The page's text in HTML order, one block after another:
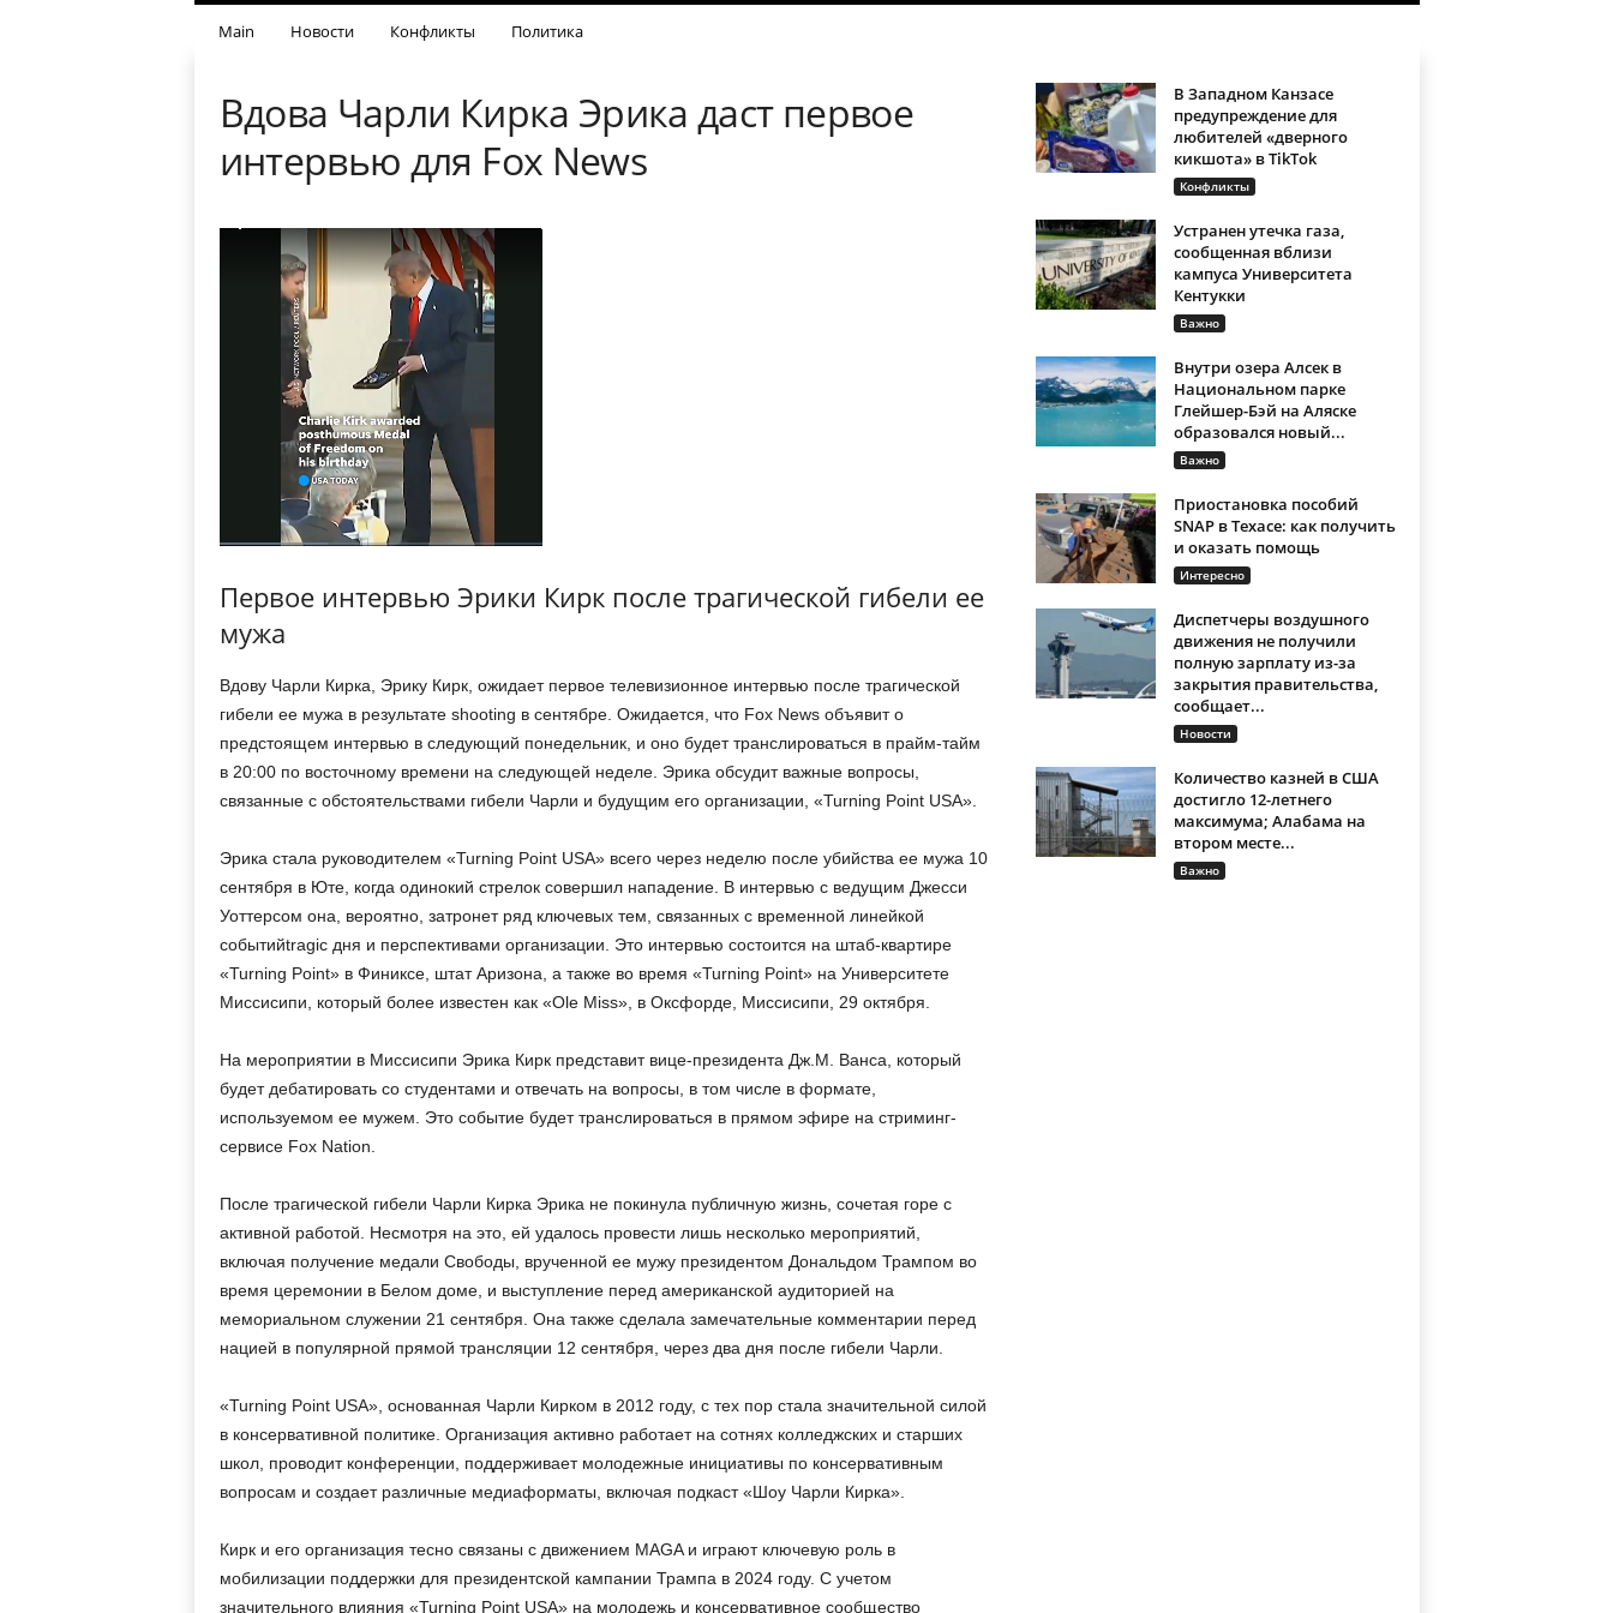
Main Новости Конфликты Политика
Вдова Чарли Кирка Эрика даст первое
интервью для Fox News
Первое интервью Эрики Кирк после трагической гибели ее
мужа
Вдову Чарли Кирка, Эрику Кирк, ожидает первое телевизионное интервью после трагической
гибели ее мужа в результате shooting в сентябре. Ожидается, что Fox News объявит о
предстоящем интервью в следующий понедельник, и оно будет транслироваться в прайм-тайм
в 20:00 по восточному времени на следующей неделе. Эрика обсудит важные вопросы,
связанные с обстоятельствами гибели Чарли и будущим его организации, «Turning Point USA».
Эрика стала руководителем «Turning Point USA» всего через неделю после убийства ее мужа 10
сентября в Юте, когда одинокий стрелок совершил нападение. В интервью с ведущим Джесси
Уоттерсом она, вероятно, затронет ряд ключевых тем, связанных с временной линейкой
событийtragic дня и перспективами организации. Это интервью состоится на штаб-квартире
«Turning Point» в Финиксе, штат Аризона, а также во время «Turning Point» на Университете
Миссисипи, который более известен как «Ole Miss», в Оксфорде, Миссисипи, 29 октября.
На мероприятии в Миссисипи Эрика Кирк представит вице-президента Дж.М. Ванса, который
будет дебатировать со студентами и отвечать на вопросы, в том числе в формате,
используемом ее мужем. Это событие будет транслироваться в прямом эфире на стриминг-
сервисе Fox Nation.
После трагической гибели Чарли Кирка Эрика не покинула публичную жизнь, сочетая горе с
активной работой. Несмотря на это, ей удалось провести лишь несколько мероприятий,
включая получение медали Свободы, врученной ее мужу президентом Дональдом Трампом во
время церемонии в Белом доме, и выступление перед американской аудиторией на
мемориальном служении 21 сентября. Она также сделала замечательные комментарии перед
нацией в популярной прямой трансляции 12 сентября, через два дня после гибели Чарли.
«Turning Point USA», основанная Чарли Кирком в 2012 году, с тех пор стала значительной силой
в консервативной политике. Организация активно работает на сотнях колледжских и старших
школ, проводит конференции, поддерживает молодежные инициативы по консервативным
вопросам и создает различные медиаформаты, включая подкаст «Шоу Чарли Кирка».
Кирк и его организация тесно связаны с движением MAGA и играют ключевую роль в
мобилизации поддержки для президентской кампании Трампа в 2024 году. С учетом
значительного влияния «Turning Point USA» на молодежь и консервативное сообщество
В Западном Канзасе
предупреждение для
любителей «дверного
кикшота» в TikTok
Конфликты
Устранен утечка газа,
сообщенная вблизи
кампуса Университета
Кентукки
Важно
Внутри озера Алсек в
Национальном парке
Глейшер-Бэй на Аляске
образовался новый...
Важно
Приостановка пособий
SNAP в Техасе: как получить
и оказать помощь
Интересно
Диспетчеры воздушного
движения не получили
полную зарплату из-за
закрытия правительства,
сообщает...
Новости
Количество казней в США
достигло 12-летнего
максимума; Алабама на
втором месте...
Важно